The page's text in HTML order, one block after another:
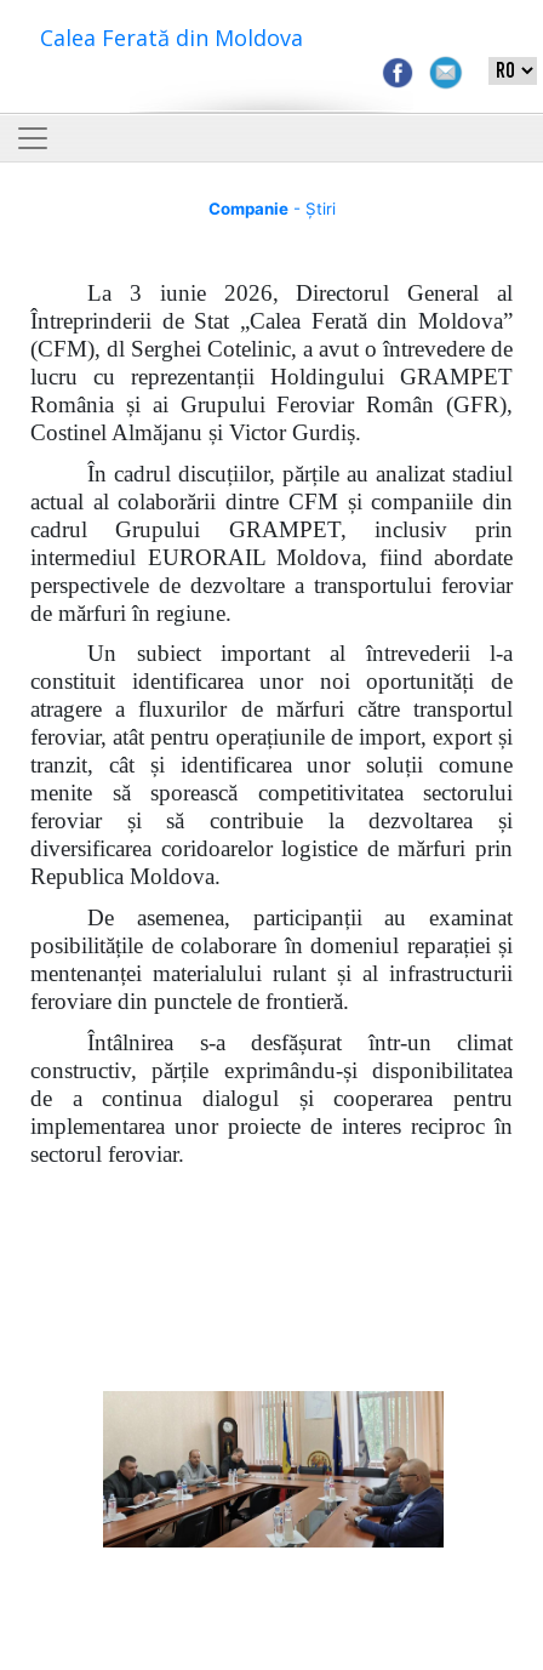
Calea Ferată din Moldova
Companie- Știri
La 3 iunie 2026, Directorul General al
Întreprinderii de Stat „Calea Ferată din Moldova”
(CFM), dl Serghei Cotelinic, a avut o întrevedere de
lucru cu reprezentanții Holdingului GRAMPET
România și ai Grupului Feroviar Român (GFR),
Costinel Almăjanu și Victor Gurdiș.
În cadrul discuțiilor, părțile au analizat stadiul
actual al colaborării dintre CFM și companiile din
cadrul Grupului GRAMPET, inclusiv prin
intermediul EURORAIL Moldova, fiind abordate
perspectivele de dezvoltare a transportului feroviar
de mărfuri în regiune.
Un subiect important al întrevederii l-a
constituit identificarea unor noi oportunități de
atragere a fluxurilor de mărfuri către transportul
feroviar, atât pentru operațiunile de import, export și
tranzit, cât și identificarea unor soluții comune
menite să sporească competitivitatea sectorului
feroviar și să contribuie la dezvoltarea și
diversificarea coridoarelor logistice de mărfuri prin
Republica Moldova.
De asemenea, participanții au examinat
posibilitățile de colaborare în domeniul reparației și
mentenanței materialului rulant și al infrastructurii
feroviare din punctele de frontieră.
Întâlnirea s-a desfășurat într-un climat
constructiv, părțile exprimându-și disponibilitatea
de a continua dialogul și cooperarea pentru
implementarea unor proiecte de interes reciproc în
sectorul feroviar.